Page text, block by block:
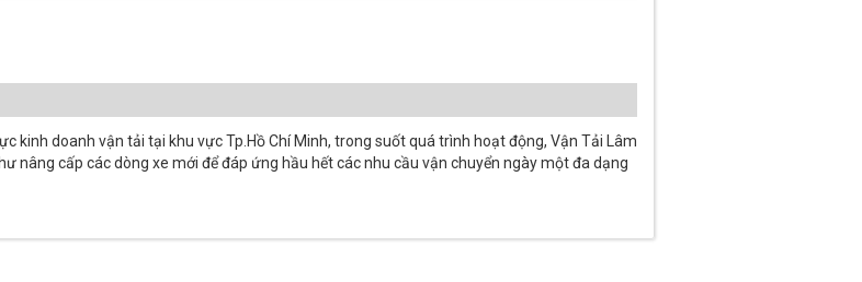
kinh doanh vận tải tại khu vực Tp.Hồ Chí Minh, trong suốt quá trình hoạt động, Vận Tải Lâm
nâng cấp các dòng xe mới để đáp ứng hầu hết các nhu cầu vận chuyển ngày một đa dạng